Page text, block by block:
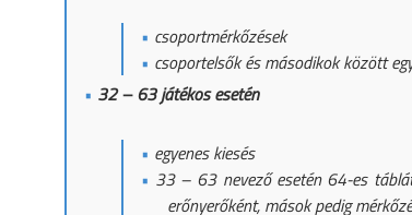
csoportmérkőzések
csoportelsők és másodikok között
32 – 63 játékos esetén
egyenes kiesés
33 – 63 nevező esetén 64-es
erőnyerőként, mások pedig